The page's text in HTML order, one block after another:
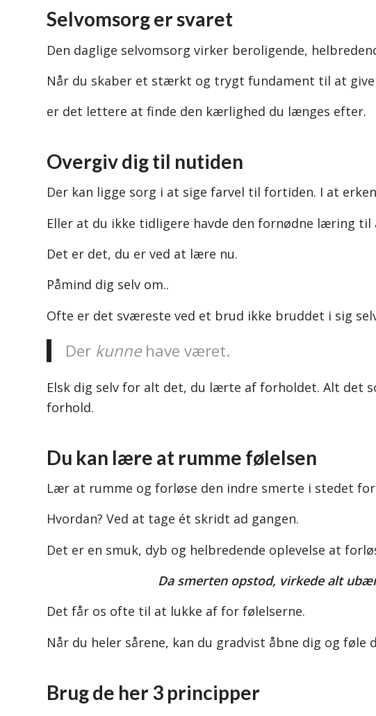
Selvomsorg er svaret
Den daglige selvomsorg virker beroligende,
Når du skaber et stærkt og trygt fundament til at give
er det lettere at finde den kærlighed du længes efter.
Overgiv dig til nutiden
Der kan ligge sorg i at sige farvel til fortiden. I at
Eller at du ikke tidligere havde den fornødne læring
Det er det, du er ved at lære nu.
Påmind dig selv om..
Ofte er det sværeste ved et brud ikke bruddet i sig
Der kunne have været.
Elsk dig selv for alt det, du lærte af forholdet. Alt det
forhold.
Du kan lære at rumme følelsen
Lær at rumme og forløse den indre smerte i stedet
Hvordan? Ved at tage ét skridt ad gangen.
Det er en smuk, dyb og helbredende oplevelse at
Da smerten opstod, virkede alt
Det får os ofte til at lukke af for følelserne.
Når du heler sårene, kan du gradvist åbne dig og føle
Brug de her 3 principper